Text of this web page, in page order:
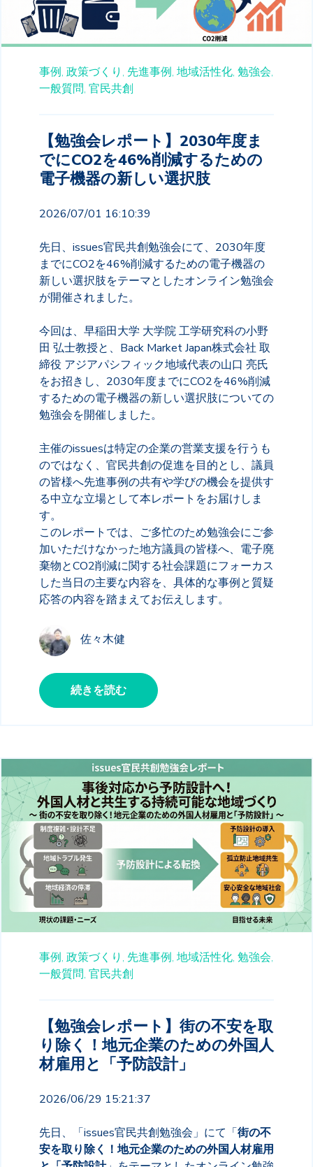
事例, 政策づくり, 先進事例, 地域活性化, 勉強会,
一般質問, 官民共創
【勉強会レポート】2030年度ま
でにCO2を46%削減するための
電子機器の新しい選択肢
2026/07/01 16:10:39
先日、issues官民共創勉強会にて、2030年度
までにCO2を46%削減するための電子機器の
新しい選択肢をテーマとしたオンライン勉強会
が開催されました。
今回は、早稲田大学 大学院 工学研究科の小野
田 弘士教授と、Back Market Japan株式会社 取
締役 アジアパシフィック地域代表の山口 亮氏
をお招きし、2030年度までにCO2を46%削減
するための電子機器の新しい選択肢についての
勉強会を開催しました。
主催のissuesは特定の企業の営業支援を行うも
のではなく、官民共創の促進を目的とし、議員
の皆様へ先進事例の共有や学びの機会を提供す
る中立な立場として本レポートをお届けしま
す。
このレポートでは、ご多忙のため勉強会にご参
加いただけなかった地方議員の皆様へ、電子廃
棄物とCO2削減に関する社会課題にフォーカス
した当日の主要な内容を、具体的な事例と質疑
応答の内容を踏まえてお伝えします。
佐々木健
続きを読む
事例, 政策づくり, 先進事例, 地域活性化, 勉強会,
一般質問, 官民共創
【勉強会レポート】街の不安を取
り除く！地元企業のための外国人
材雇用と「予防設計」
2026/06/29 15:21:37
先日、「issues官民共創勉強会」にて「街の不
安を取り除く！地元企業のための外国人材雇用